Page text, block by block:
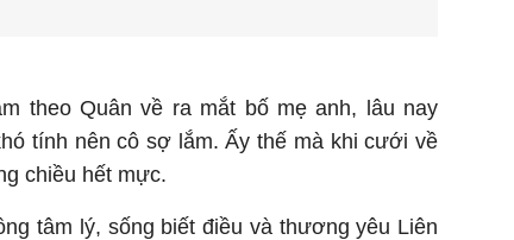
theo Quân về ra mắt bố mẹ anh, lâu nay
tính nên cô sợ lắm. Ấy thế mà khi cưới về
chiều hết mực.
tâm lý, sống biết điều và thương yêu Liên